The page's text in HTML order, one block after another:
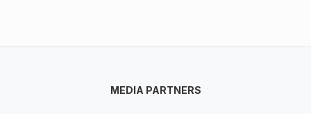
MEDIA PARTNERS